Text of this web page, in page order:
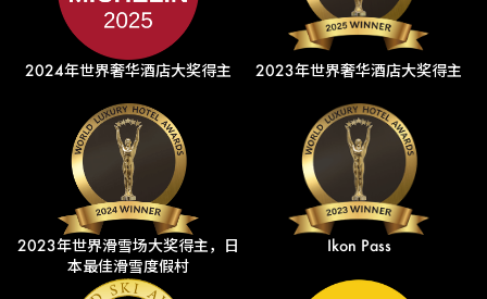
2024年世界奢华酒店大奖得主 2023年世界奢华酒店大奖得主
2023年世界滑雪场大奖得主，日
本最佳滑雪度假村
Ikon Pass